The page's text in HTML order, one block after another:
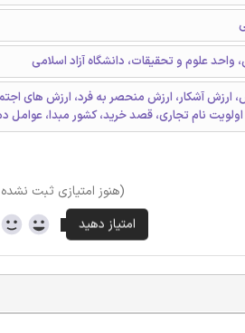
واحد علوم و تحقیقات، دانشگاه آزاد اسلامی
ارزش آشکار، ارزش منحصر به فرد، ارزش های
اولویت نام تجاری، قصد خرید، کشور مبدا، عوامل
(هنوز امتیازی ثبت